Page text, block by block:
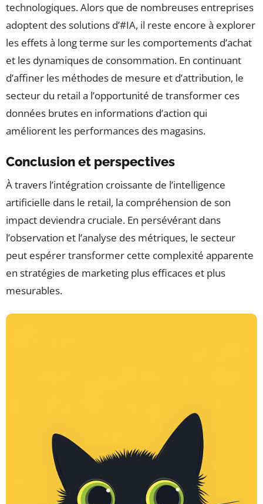
technologiques. Alors que de nombreuses entreprises
adoptent des solutions d’#IA, il reste encore à explorer
les effets à long terme sur les comportements d’achat
et les dynamiques de consommation. En continuant
d’affiner les méthodes de mesure et d’attribution, le
secteur du retail a l’opportunité de transformer ces
données brutes en informations d’action qui
améliorent les performances des magasins.
Conclusion et perspectives
À travers l’intégration croissante de l’intelligence
artificielle dans le retail, la compréhension de son
impact deviendra cruciale. En persévérant dans
l’observation et l’analyse des métriques, le secteur
peut espérer transformer cette complexité apparente
en stratégies de marketing plus efficaces et plus
mesurables.